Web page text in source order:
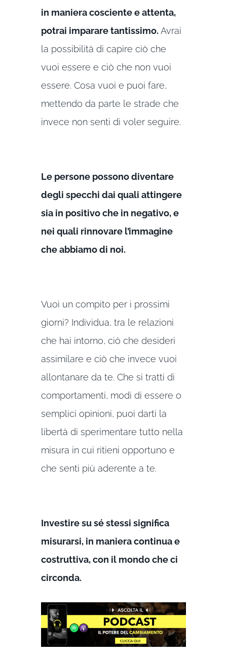
in maniera cosciente e attenta,
potrai imparare tantissimo. Avrai
la possibilità di capire ciò che
vuoi essere e ciò che non vuoi
essere. Cosa vuoi e puoi fare,
mettendo da parte le strade che
invece non senti di voler seguire.
Le persone possono diventare
degli specchi dai quali attingere
sia in positivo che in negativo, e
nei quali rinnovare l’immagine
che abbiamo di noi.
Vuoi un compito per i prossimi
giorni? Individua, tra le relazioni
che hai intorno, ciò che desideri
assimilare e ciò che invece vuoi
allontanare da te. Che si tratti di
comportamenti, modi di essere o
semplici opinioni, puoi darti la
libertà di sperimentare tutto nella
misura in cui ritieni opportuno e
che senti più aderente a te.
Investire su sé stessi significa
misurarsi, in maniera continua e
costruttiva, con il mondo che ci
circonda.